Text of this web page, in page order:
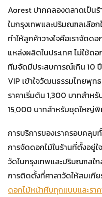
Aorest ปากคลองตลาดเป็น
ในกรุงเทพและปริมณฑลเลือ
ทำให้ลูกค้าวางใจคือเราจัด
แหล่งผลิตในประเทศ ไม่ใช้ด
ทีมจัดมีประสบการณ์เกิน 10
VIP เข้าใจวัฒนธรรมไทยพุท
ราคาเริ่มต้น 1,300 บาทสำห
15,000 บาทสำหรับชุดใหญ่พิ
การบริการของเราครอบคลุม
การจัดดอกไม้ในร้านที่ตั้งอยู่
วัดในกรุงเทพและปริมณฑลใ
การติดตั้งที่ศาลาวัดให้สมเกี
ดอกไม้หน้าหีบทุกแบบและรา